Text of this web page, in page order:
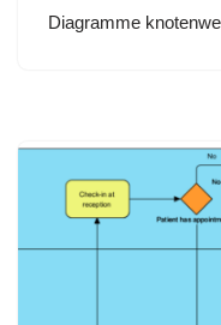
Diagramme